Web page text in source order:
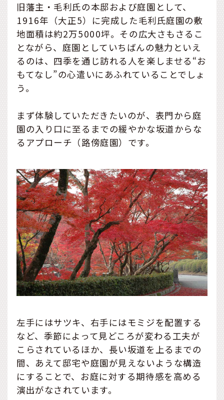
旧藩主・毛利氏の本邸および庭園として、
1916年（大正5）に完成した毛利氏庭園の敷
地面積は約2万5000坪。その広大さもさるこ
とながら、庭園としていちばんの魅力といえ
るのは、四季を通じ訪れる人を楽しませる“お
もてなし”の心遣いにあふれていることでしょ
う。
まず体験していただきたいのが、表門から庭
園の入り口に至るまでの緩やかな坂道からな
るアプローチ（路傍庭園）です。
左手にはサツキ、右手にはモミジを配置する
など、季節によって見どころが変わる工夫が
こらされているほか、長い坂道を上るまでの
間、あえて邸宅や庭園が見えないような構造
にすることで、お庭に対する期待感を高める
演出がなされています。